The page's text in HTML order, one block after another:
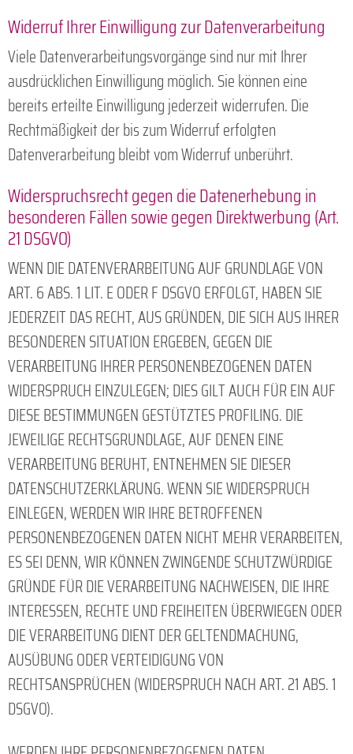
Widerruf Ihrer Einwilligung zur Datenverarbeitung
Viele Datenverarbeitungsvorgänge sind nur mit Ihrer
ausdrücklichen Einwilligung möglich. Sie können eine
bereits erteilte Einwilligung jederzeit widerrufen. Die
Rechtmäßigkeit der bis zum Widerruf erfolgten
Datenverarbeitung bleibt vom Widerruf unberührt.
Widerspruchsrecht gegen die Datenerhebung in
besonderen Fällen sowie gegen Direktwerbung (Art.
21 DSGVO)
WENN DIE DATENVERARBEITUNG AUF GRUNDLAGE VON
ART. 6 ABS. 1 LIT. E ODER F DSGVO ERFOLGT, HABEN SIE
JEDERZEIT DAS RECHT, AUS GRÜNDEN, DIE SICH AUS IHRER
BESONDEREN SITUATION ERGEBEN, GEGEN DIE
VERARBEITUNG IHRER PERSONENBEZOGENEN DATEN
WIDERSPRUCH EINZULEGEN; DIES GILT AUCH FÜR EIN AUF
DIESE BESTIMMUNGEN GESTÜTZTES PROFILING. DIE
JEWEILIGE RECHTSGRUNDLAGE, AUF DENEN EINE
VERARBEITUNG BERUHT, ENTNEHMEN SIE DIESER
DATENSCHUTZERKLÄRUNG. WENN SIE WIDERSPRUCH
EINLEGEN, WERDEN WIR IHRE BETROFFENEN
PERSONENBEZOGENEN DATEN NICHT MEHR VERARBEITEN,
ES SEI DENN, WIR KÖNNEN ZWINGENDE SCHUTZWÜRDIGE
GRÜNDE FÜR DIE VERARBEITUNG NACHWEISEN, DIE IHRE
INTERESSEN, RECHTE UND FREIHEITEN ÜBERWIEGEN ODER
DIE VERARBEITUNG DIENT DER GELTENDMACHUNG,
AUSÜBUNG ODER VERTEIDIGUNG VON
RECHTSANSPRÜCHEN (WIDERSPRUCH NACH ART. 21 ABS. 1
DSGVO).